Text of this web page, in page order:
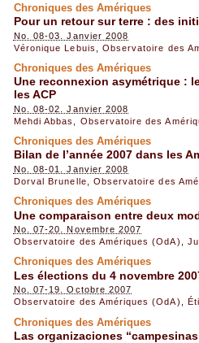
Chroniques des Amériques
Pour un retour sur terre : des
No. 08-03. Janvier 2008
Véronique Lebuis
Observatoire des
Chroniques des Amériques
Une reconnexion asymétrique :
les ACP
No. 08-02. Janvier 2008
Mehdi Abbas
Observatoire des
Chroniques des Amériques
Bilan de l’année 2007 dans les
No. 08-01. Janvier 2008
Dorval Brunelle
Observatoire des
Chroniques des Amériques
Une comparaison entre deux
No. 07-20. Novembre 2007
Observatoire des Amériques (OdA)
Chroniques des Amériques
Les élections du 4 novembre
No. 07-19. Octobre 2007
Observatoire des Amériques (OdA)
Chroniques des Amériques
Las organizaciones